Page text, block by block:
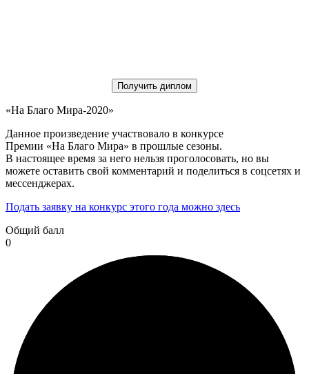
Получить диплом
«На Благо Мира-2020»
Данное произведение участвовало в конкурсе
Премии «На Благо Мира» в прошлые сезоны.
В настоящее время за него нельзя проголосовать, но вы
можете оставить свой комментарий и поделиться в соцсетях и
мессенджерах.
Подать заявку на конкурс этого года можно здесь
Общий балл
0